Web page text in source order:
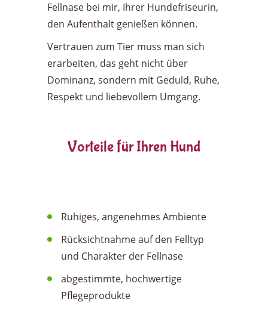
Fellnase bei mir, Ihrer Hundefriseurin,
den Aufenthalt genießen können.
Vertrauen zum Tier muss man sich
erarbeiten, das geht nicht über
Dominanz, sondern mit Geduld, Ruhe,
Respekt und liebevollem Umgang.
Vorteile für Ihren Hund
Ruhiges, angenehmes Ambiente
Rücksichtnahme auf den Felltyp
und Charakter der Fellnase
abgestimmte, hochwertige
Pflegeprodukte